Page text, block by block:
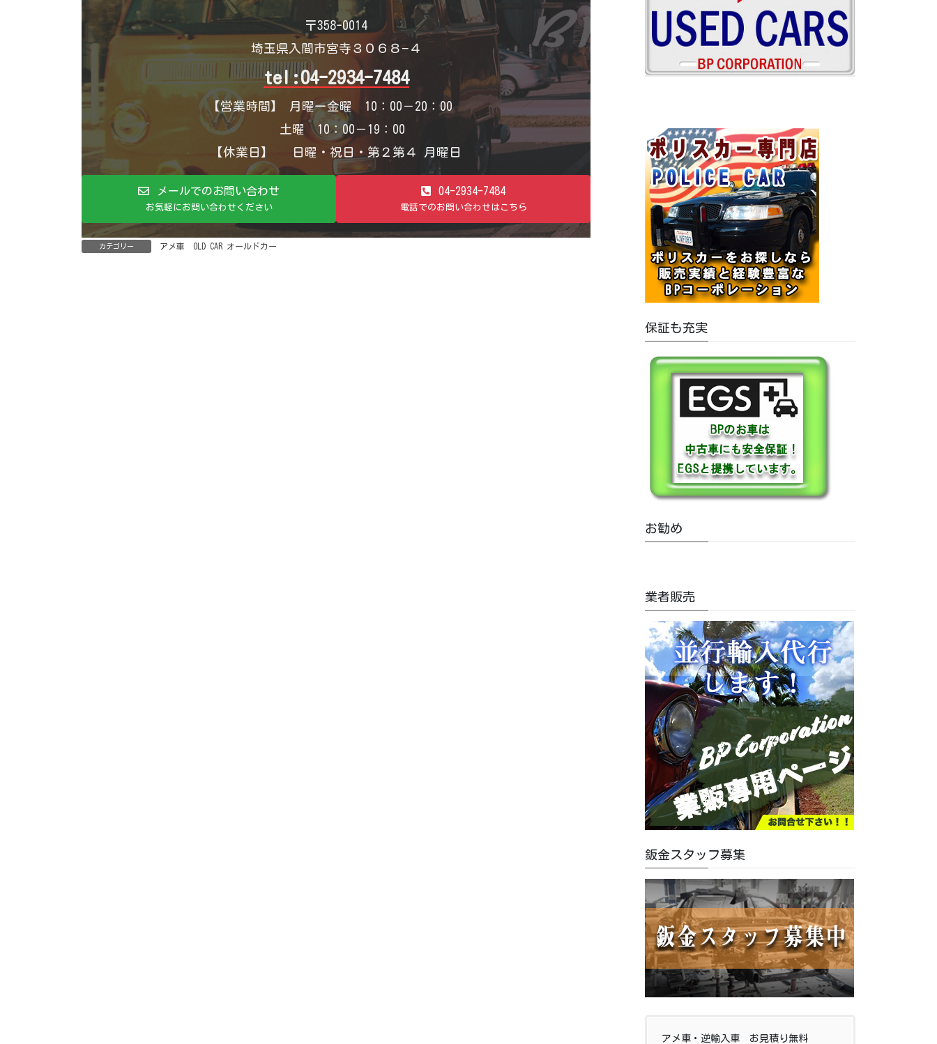
〒358-0014
埼玉県入間市宮寺３０６８−４
tel:04-2934-7484
【営業時間】 月曜ー金曜 10：00－20：00
土曜 10：00－19：00
【休業日】 日曜・祝日・第２第４ 月曜日
メールでのお問い合わせ
お気軽にお問い合わせください
04-2934-7484
電話でのお問い合わせはこちら
カテゴリー アメ車 OLD CAR オールドカー
保証も充実
お勧め
業者販売
鈑金スタッフ募集
アメ車・逆輸入車 お見積り無料